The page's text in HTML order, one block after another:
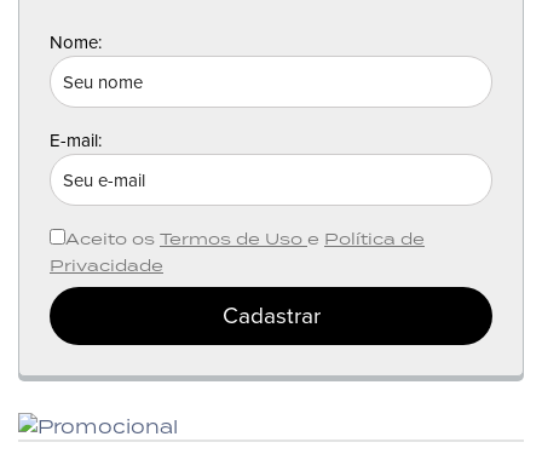
Nome:
E-mail:
Aceito os Termos de Uso e Política de
Privacidade
Cadastrar